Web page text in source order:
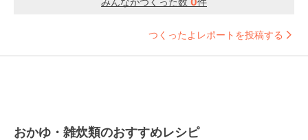
つくったよレポートを投稿する
おかゆ・雑炊類のおすすめレシピ